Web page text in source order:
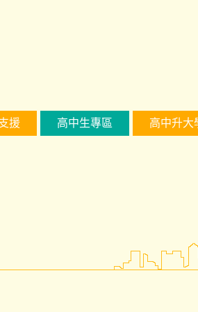
援 高中生專區 高中升大